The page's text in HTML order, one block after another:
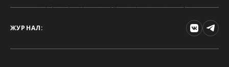
ЖУРНАЛ: